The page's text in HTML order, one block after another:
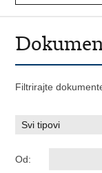
Filtrirajte
Od: